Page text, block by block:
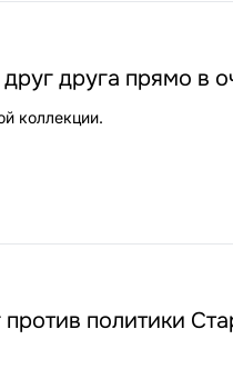
друга прямо в
коллекции.
политики